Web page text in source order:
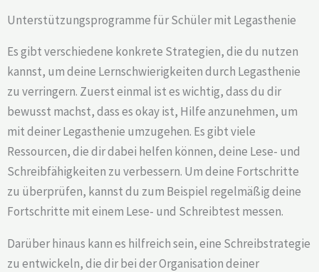
Unterstützungsprogramme für Schüler mit Legasthenie
Es gibt verschiedene konkrete Strategien, die du nutzen
kannst, um deine Lernschwierigkeiten durch Legasthenie
zu verringern. Zuerst einmal ist es wichtig, dass du dir
bewusst machst, dass es okay ist, Hilfe anzunehmen, um
mit deiner Legasthenie umzugehen. Es gibt viele
Ressourcen, die dir dabei helfen können, deine Lese- und
Schreibfähigkeiten zu verbessern. Um deine Fortschritte
zu überprüfen, kannst du zum Beispiel regelmäßig deine
Fortschritte mit einem Lese- und Schreibtest messen.
Darüber hinaus kann es hilfreich sein, eine Schreibstrategie
zu entwickeln, die dir bei der Organisation deiner